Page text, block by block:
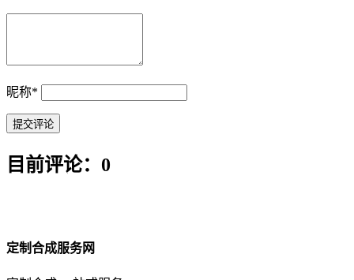
昵称*
目前评论：0
定制合成服务网